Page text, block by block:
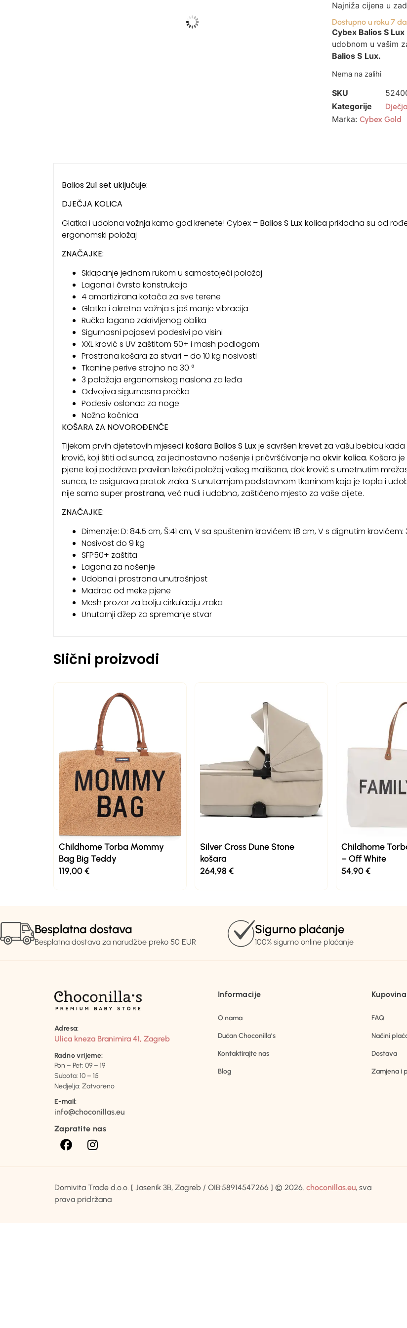
Najniža cijena u
Dostupno u roku 7
Cybex Balios S Lux
udobnom u vašim
Balios S Lux.
Nema na zalihi
SKU
Kategorije
Marka: Cybex Gold
Balios 2u1 set uključuje:
DJEČJA KOLICA
Glatka i udobna vožnjakamo god krenete! Cybex – Balios S Lux kolicaprikladna su od
ergonomski položaj
ZNAČAJKE:
Sklapanje jednom rukom u samostojeći položaj
Lagana i čvrsta konstrukcija
4 amortizirana kotača za sve terene
Glatka i okretna vožnja s još manje vibracija
Ručka lagano zakrivljenog oblika
Sigurnosni pojasevi podesivi po visini
XXL krović s UV zaštitom 50+ i mash podlogom
Prostrana košara za stvari – do 10 kg nosivosti
Tkanine perive strojno na 30 °
3 položaja ergonomskog naslona za leđa
Odvojiva sigurnosna prečka
Podesiv oslonac za noge
Nožna kočnica
KOŠARA ZA NOVOROĐENČE
Tijekom prvih djetetovih mjeseci košara Balios S Luxje savršen krevet za vašu bebicu kada
krović, koji štiti od sunca, za jednostavno nošenje i pričvršćivanje na okvir kolica. Košara
pjene koji podržava pravilan ležeći položaj vašeg mališana, dok krović s umetnutim
sunca, te osigurava protok zraka. S unutarnjom podstavnom tkaninom koja je topla i
nije samo super prostrana, već nudi i udobno, zaštićeno mjesto za vaše dijete.
ZNAČAJKE:
Dimenzije: D: 84.5 cm, Š:41 cm, V sa spuštenim krovićem: 18 cm, V s dignutim krovićem:
Nosivost do 9 kg
SFP50+ zaštita
Lagana za nošenje
Udobna i prostrana unutrašnjost
Madrac od meke pjene
Mesh prozor za bolju cirkulaciju zraka
Unutarnji džep za spremanje stvar
Slični proizvodi
Childhome Torba Mommy
Bag Big Teddy
119,00€
Silver Cross Dune Stone
košara
264,98 €
Childhome
– Off White
54,90€
Besplatna dostava
Besplatna dostava za narudžbe preko 50 EUR
Sigurno plaćanje
100% sigurno online plaćanje
Adresa:
Ulica kneza Branimira 41, Zagreb
Radno vrijeme:
Pon – Pet: 09 – 19
Subota: 10 – 15
Nedjelja: Zatvoreno
E-mail:
info@choconillas.eu
Zapratite nas
Informacije
O nama
Dućan Choconilla’s
Kontaktirajte nas
Blog
Kupovina
FAQ
Načini
Dostava
Zamjena i
Domivita Trade d.o.o. [ Jasenik 3B, Zagreb / OIB:58914547266 ] © 2026. choconillas.eu, sva
prava pridržana